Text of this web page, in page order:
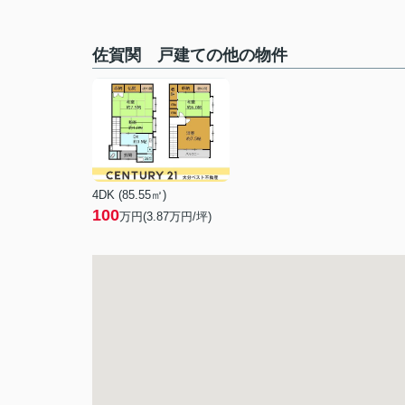
佐賀関 戸建ての他の物件
4DK (85.55㎡)
100万円(3.87万円/坪)